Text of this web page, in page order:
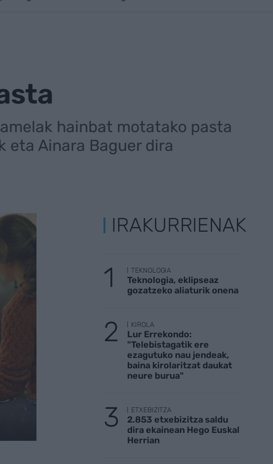
hainbat motatako pasta
eta Ainara Baguer dira
IRAKURRIENAK
TEKNOLOGIA
Teknologia, eklipseaz
gozatzeko aliaturik onena
KIROLA
Lur Errekondo:
"Telebistagatik ere
ezagutuko nau jendeak,
baina kirolaritzat daukat
neure burua"
ETXEBIZITZA
2.853 etxebizitza saldu
dira ekainean Hego Euskal
Herrian